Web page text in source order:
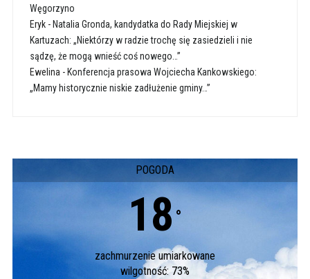
Węgorzyno
Eryk- Natalia Gronda, kandydatka do Rady Miejskiej w
Kartuzach: „Niektórzy w radzie trochę się zasiedzieli i nie
sądzę, że mogą wnieść coś nowego…”
Ewelina - Konferencja prasowa Wojciecha Kankowskiego:
„Mamy historycznie niskie zadłużenie gminy…”
POGODA
18 °
zachmurzenie umiarkowane
wilgotność: 73%